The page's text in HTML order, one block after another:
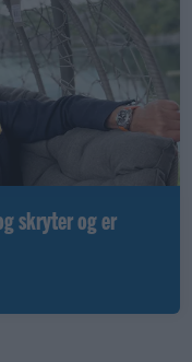
skryter og er